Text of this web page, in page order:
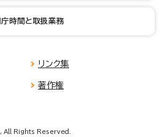
時間と取扱業務
リンク集
著作権
Rights Reserved.